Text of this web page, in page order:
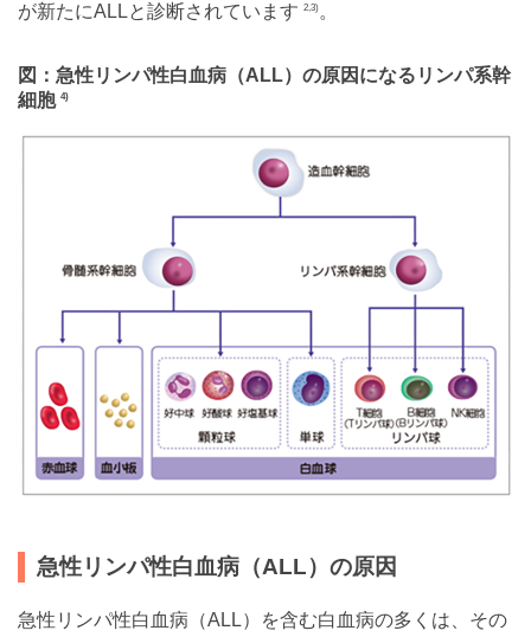
が新たにALLと診断されています 2,3) 。
図：急性リンパ性白血病（ALL）の原因になるリンパ系幹
細胞 4)
急性リンパ性白血病（ALL）の原因
急性リンパ性白血病（ALL）を含む白血病の多くは、その